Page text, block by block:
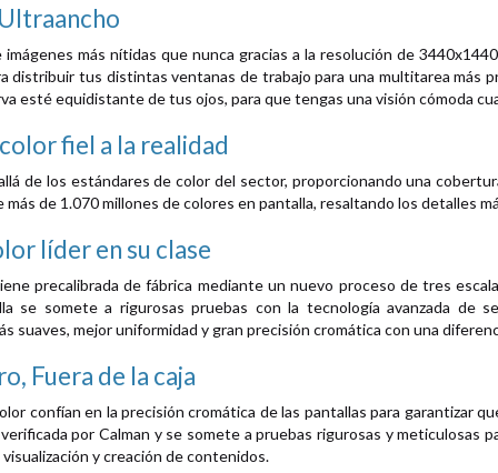
imágenes más nítidas que nunca gracias a la resolución de
distribuir tus distintas ventanas de trabajo para una multitarea más
esté equidistante de tus ojos, para que tengas una visión cómoda
fiel a la realidad
de los estándares de color del sector, proporcionando una
de 1.070 millones de colores en pantalla, resaltando los detalles
líder en su clase
precalibrada de fábrica mediante un nuevo proceso de tres
se somete a rigurosas pruebas con la tecnología avanzada de
suaves, mejor uniformidad y gran precisión cromática con una
Fuera de la caja
confían en la precisión cromática de las pantallas para garantizar
por Calman y se somete a pruebas rigurosas y meticulosas
y creación de contenidos.